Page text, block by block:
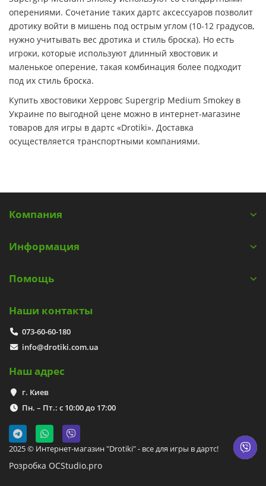
оперениями. Сочетание таких дартс аксессуаров позволит
дротику войти в мишень под острым углом (10-12 градусов,
нужно учитывать вес дротика и стиль броска). Но есть
игроки, которые используют длинный хвостовик и
маленькое оперение, такая комбинация более подходит
под их стиль броска.
Купить хвостовики Херровс Supergrip Medium Smokey в
Украине по выгодной цене можно в интернет-магазине
товаров для игры в дартс «Drotiki». Доставка
осуществляется транспортными компаниями.
Компания
Информация
Помощь
Наши контакты
073-60-60-180
info@drotiki.com.ua
Наш адрес
г. Киев
Пн. – Пт.: с 10:00 до 17:00
2025 © Интернет-магазин "Drotiki" - все для игры в дартс!
Розробка OCStudio.pro